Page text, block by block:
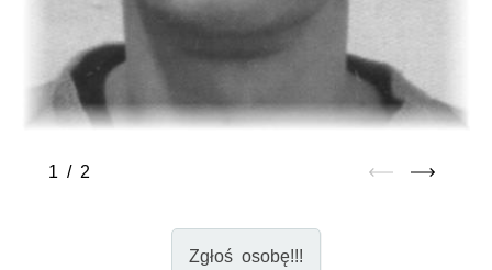
1 / 2
Zgłoś osobę!!!